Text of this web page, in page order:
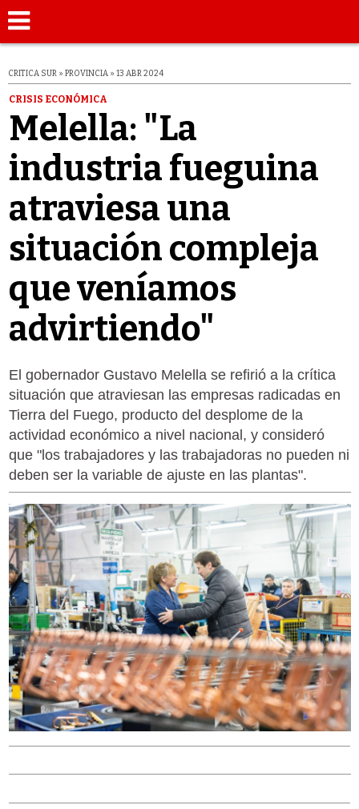
CRITICA SUR » PROVINCIA » 13 ABR 2024
CRISIS ECONÓMICA
Melella: "La
industria fueguina
atraviesa una
situación compleja
que veníamos
advirtiendo"
El gobernador Gustavo Melella se refirió a la crítica
situación que atraviesan las empresas radicadas en
Tierra del Fuego, producto del desplome de la
actividad económico a nivel nacional, y consideró
que "los trabajadores y las trabajadoras no pueden ni
deben ser la variable de ajuste en las plantas".